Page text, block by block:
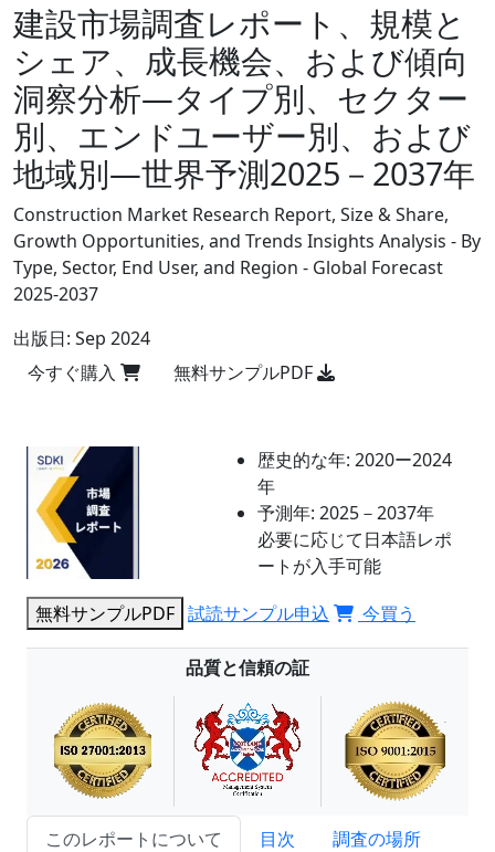
建設市場調査レポート、規模と
シェア、成長機会、および傾向
洞察分析―タイプ別、セクター
別、エンドユーザー別、および
地域別―世界予測2025－2037年
Construction Market Research Report, Size & Share,
Growth Opportunities, and Trends Insights Analysis - By
Type, Sector, End User, and Region - Global Forecast
2025-2037
出版日: Sep 2024
今すぐ購入
無料サンプルPDF
歴史的な年: 2020ー2024
年
予測年: 2025－2037年
必要に応じて日本語レポ
ートが入手可能
無料サンプルPDF 試読サンプル申込 今買う
品質と信頼の証
このレポートについて 目次
調査の場所